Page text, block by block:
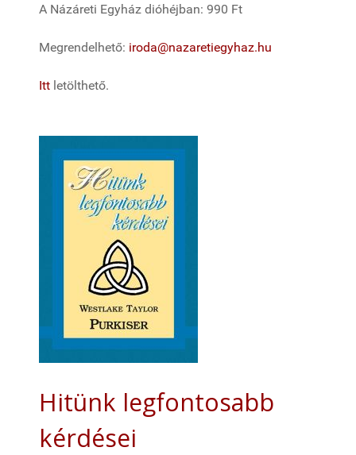
A Názáreti Egyház dióhéjban: 990 Ft
Megrendelhető: iroda@nazaretiegyhaz.hu
Itt letölthető.
Hitünk legfontosabb
kérdései